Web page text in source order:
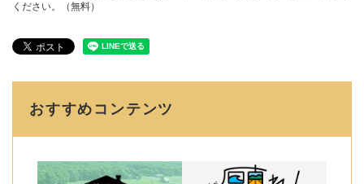
ください。（無料）
おすすめコンテンツ